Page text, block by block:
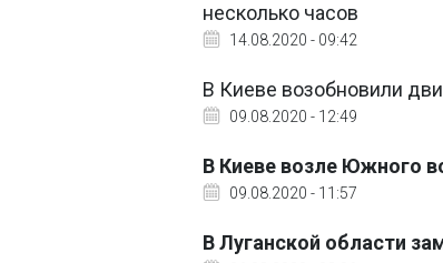
несколько часов
14.08.2020 - 09:42
В Киеве возобновили
09.08.2020 - 12:49
В Киеве возле Южного
09.08.2020 - 11:57
В Луганской области